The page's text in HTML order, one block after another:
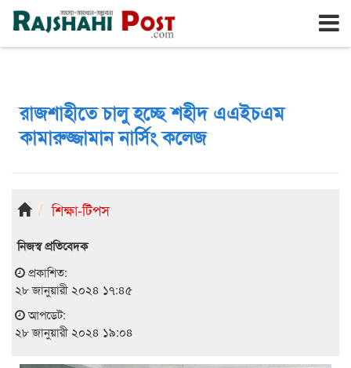
রাজশাহী শুক্রবার, ৭ই আগস্ট ২০২৬, ২৪শে শ্রাবণ ১৪৩৩
রাজশাহীতে চালু হচ্ছে শহীদ এএইচএম
কামারুজ্জামান নার্সিং কলেজ
শিক্ষা-টিপস
নিজস্ব প্রতিবেদক
প্রকাশিত:
২৮ জানুয়ারী ২০২৪ ১৭:৪৫
আপডেট:
২৮ জানুয়ারী ২০২৪ ১৯:০৪